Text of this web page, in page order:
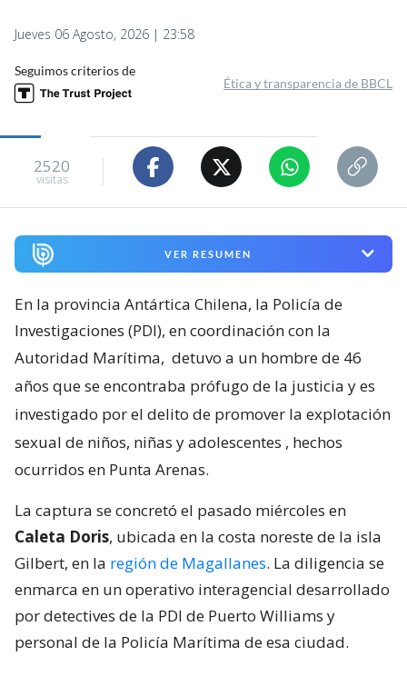
Jueves 06 Agosto, 2026 | 23:58
Seguimos criterios de
Ética y transparencia de BBCL
2520
visitas
VER RESUMEN
En la provincia Antártica Chilena, la Policía de
Investigaciones (PDI), en coordinación con la
Autoridad Marítima, detuvo a un hombre de 46
años que se encontraba prófugo de la justicia y es
investigado por el delito de promover la explotación
sexual de niños, niñas y adolescentes , hechos
ocurridos en Punta Arenas.
La captura se concretó el pasado miércoles en
Caleta Doris, ubicada en la costa noreste de la isla
Gilbert, en la región de Magallanes. La diligencia se
enmarca en un operativo interagencial desarrollado
por detectives de la PDI de Puerto Williams y
personal de la Policía Marítima de esa ciudad.